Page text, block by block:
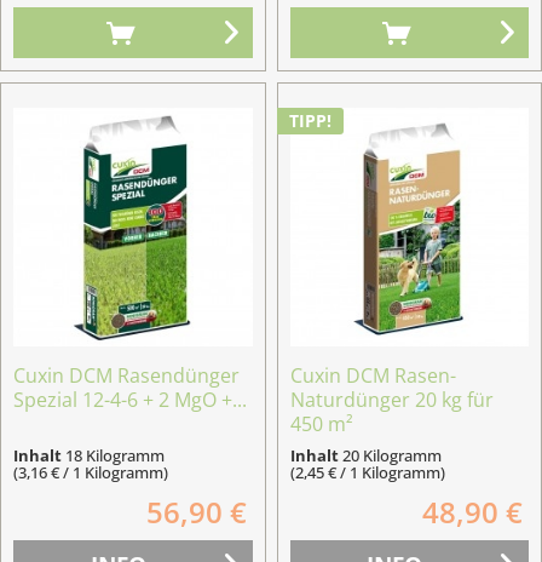
Cuxin DCM Rasendünger
Spezial 12-4-6 + 2 MgO +...
Inhalt 18 Kilogramm
(3,16 € / 1 Kilogramm)
56,90 €
TIPP!
Cuxin DCM Rasen-
Naturdünger 20 kg für
450 m²
Inhalt20 Kilogramm
(2,45 € / 1 Kilogramm)
48,90 €